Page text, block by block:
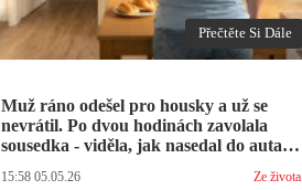
Přečtěte Si Dále
Muž ráno odešel pro housky a už se
nevrátil. Po dvou hodinách zavolala
sousedka - viděla, jak nasedal do auta s
týden pomáhala balit na služební cestu
15:58 05.05.26 Ze života